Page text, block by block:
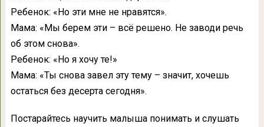
Ребенок: «Но эти мне не нравятся».
Мама: «Мы берем эти – всё решено. Не заводи речь
об этом снова».
Ребенок: «Но я хочу те!»
Мама: «Ты снова завел эту тему – значит, хочешь
остаться без десерта сегодня».
Постарайтесь научить малыша понимать и слушать